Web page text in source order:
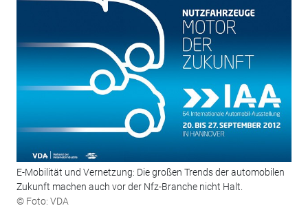
E-Mobilität und Vernetzung: Die großen Trends der automobilen
Zukunft machen auch vor der Nfz-Branche nicht Halt.
© Foto: VDA